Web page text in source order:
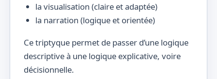
la visualisation (claire et adaptée)
la narration (logique et orientée)
Ce triptyque permet de passer d’une logique
descriptive à une logique explicative, voire
décisionnelle.